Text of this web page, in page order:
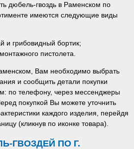
дюбель-гвоздь в Раменском по
имеются следующие виды
и грибовидный бортик;
пистолета.
Вам необходимо выбрать
и сообщить детали покупки
по телефону, через мессенджеры
покупкой Вы можете уточнить
каждого изделия, перейдя
(кликнув по иконке товара).
ГВОЗДЕЙ ПО Г.